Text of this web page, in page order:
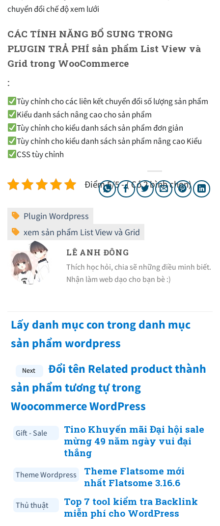
chuyển đổi chế độ xem lưới
CÁC TÍNH NĂNG BỔ SUNG TRONG
PLUGIN TRẢ PHÍ sản phẩm List View và
Grid trong WooCommerce
:
Tùy chỉnh cho các liên kết chuyển đổi số lượng sản phẩm
Kiểu danh sách nâng cao cho sản phẩm
Tùy chỉnh cho kiểu danh sách sản phẩm đơn giản
Tùy chỉnh cho kiểu danh sách sản phẩm nâng cao Kiểu
CSS tùy chỉnh
Điểm 5/5 - ( Có 2 bình chọn)
LÊ ANH ĐÔNG
Thích học hỏi, chia sẽ những điều minh biết.
Nhận làm web dạo cho bạn bè :)
Lấy danh mục con trong danh mục
sản phẩm wordpress
Đổi tên Related product thành
sản phẩm tương tự trong
Woocommerce WordPress
Gift - Sale
Tino Khuyến mãi Đại hội sale
mừng 49 năm ngày vui đại
thắng
Theme Wordpress
Theme Flatsome mới
nhất Flatsome 3.16.6
Thủ thuật
Top 7 tool kiểm tra Backlink
miễn phí cho WordPress